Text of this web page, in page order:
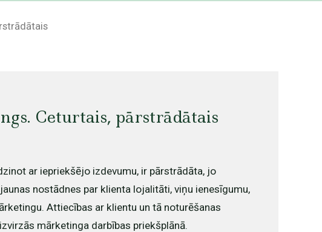
Ceturtais, pārstrādātais
ar iepriekšējo izdevumu, ir pārstrādāta, jo
nostādnes par klienta lojalitāti, viņu ienesīgumu,
Attiecības ar klientu un tā noturēšanas
mārketinga darbības priekšplānā.